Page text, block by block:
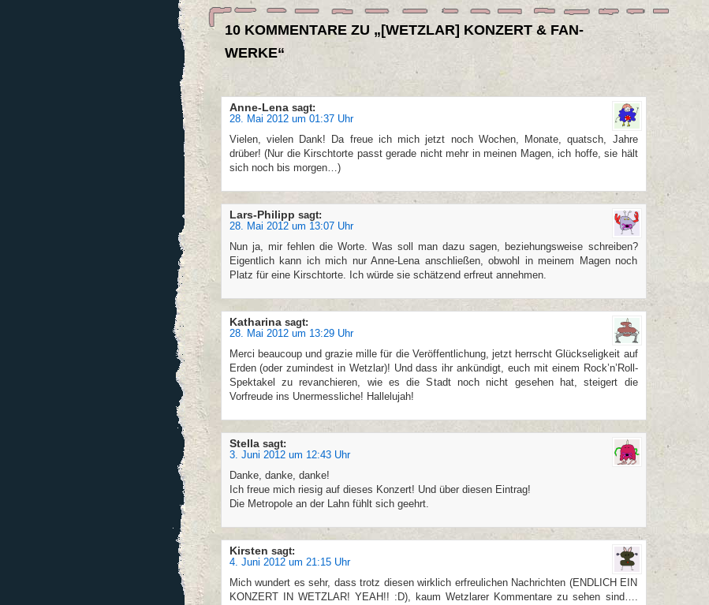
10 KOMMENTARE ZU „[WETZLAR] KONZERT & FAN-
WERKE“
Anne-Lena sagt:
28. Mai 2012 um 01:37 Uhr
Vielen, vielen Dank! Da freue ich mich jetzt noch Wochen, Monate, quatsch, Jahre
drüber! (Nur die Kirschtorte passt gerade nicht mehr in meinen Magen, ich hoffe, sie hält
sich noch bis morgen…)
Lars-Philipp sagt:
28. Mai 2012 um 13:07 Uhr
Nun ja, mir fehlen die Worte. Was soll man dazu sagen, beziehungsweise schreiben?
Eigentlich kann ich mich nur Anne-Lena anschließen, obwohl in meinem Magen noch
Platz für eine Kirschtorte. Ich würde sie schätzend erfreut annehmen.
Katharina sagt:
28. Mai 2012 um 13:29 Uhr
Merci beaucoup und grazie mille für die Veröffentlichung, jetzt herrscht Glückseligkeit auf
Erden (oder zumindest in Wetzlar)! Und dass ihr ankündigt, euch mit einem Rock’n’Roll-
Spektakel zu revanchieren, wie es die Stadt noch nicht gesehen hat, steigert die
Vorfreude ins Unermessliche! Hallelujah!
Stella sagt:
3. Juni 2012 um 12:43 Uhr
Danke, danke, danke!
Ich freue mich riesig auf dieses Konzert! Und über diesen Eintrag!
Die Metropole an der Lahn fühlt sich geehrt.
Kirsten sagt:
4. Juni 2012 um 21:15 Uhr
Mich wundert es sehr, dass trotz diesen wirklich erfreulichen Nachrichten (ENDLICH EIN
KONZERT IN WETZLAR! YEAH!! :D), kaum Wetzlarer Kommentare zu sehen sind….